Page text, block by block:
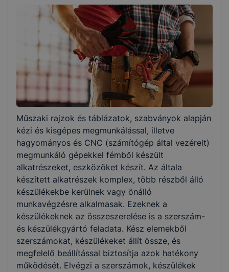
407151012
Képzés időtartama
Választható szakmairányok:
Nem válaszható
KKK/PTT
KKK letöltése (pdf)
PTT letöltése (pdf)
Okleveles technikusképzés
Nem
Műszaki rajzok és táblázatok, szabványok alapján
kézi és kisgépes megmunkálással, illetve
hagyományos és CNC (számítógép által vezérelt)
megmunkáló gépekkel fémből készült
alkatrészeket, eszközöket készít. Az általa
készített alkatrészek komplex, több részből álló
készülékekbe kerülnek vagy önálló
munkavégzésre alkalmasak. Ezeknek a
készülékeknek az összeszerelése is a szerszám-
és készülékgyártó feladata. Kész elemekből
szerszámokat, készülékeket állít össze, és
megfelelő beállítással biztosítja azok hatékony
működését. Elvégzi a szerszámok, készülékek